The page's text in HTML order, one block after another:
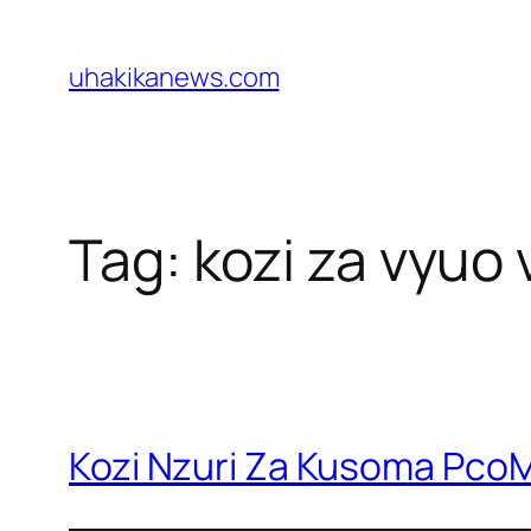
content
uhakikanews.com
Tag: kozi za vyuo
Kozi Nzuri Za Kusoma